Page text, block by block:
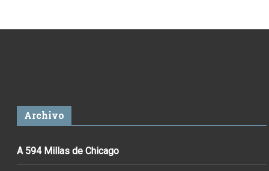
Archivo
A 594 Millas de Chicago